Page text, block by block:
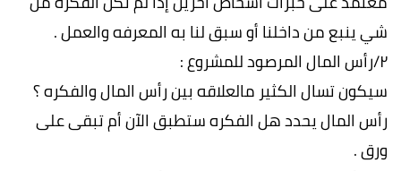
شي ينبع من داخلنا أو سبق لنا به المعرفه والعمل .
٢/رأس المال المرصود للمشروع :
سيكون تسال الكثير مالعلاقه بين رأس المال والفكره ؟
رأس المال يحدد هل الفكره ستطبق الآن أم تبقى على
ورق .